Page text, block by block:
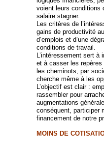
voient leurs conditions
salaire stagner.
Les critères de
gains de productivité
d’emplois et d’une
conditions de travail.
L’intéressement sert à
et à casser les
les cheminots, par
cherche même à les
L’objectif est clair :
rassembler pour
augmentations
conséquent, participer
financement de notre
MOINS DE